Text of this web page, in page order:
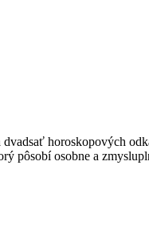
horoskopových
pôsobí osobne a